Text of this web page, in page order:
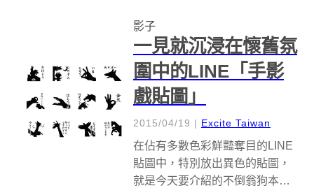
changes everythi...
影子
一見就沉浸在懷舊氛
圍中的LINE「手影
戲貼圖」
2015/04/19 | Excite Taiwan
在佔有多數色彩鮮豔奪目的LINE
貼圖中，特別放出異色的貼圖，
就是今天要介紹的不倒翁狗本鋪